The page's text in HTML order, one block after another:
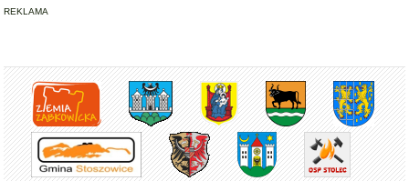
REKLAMA